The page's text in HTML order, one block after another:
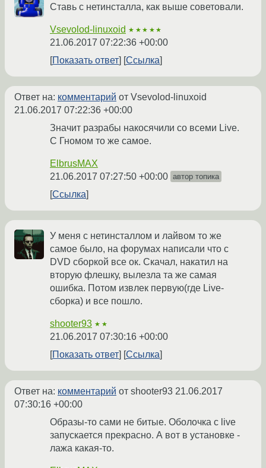
Ставь с нетинсталла, как выше советовали.
Vsevolod-linuxoid ★★★★★
21.06.2017 07:22:36 +00:00
Показать ответ
Ссылка
Ответ на: комментарий от Vsevolod-linuxoid
21.06.2017 07:22:36 +00:00
Значит разрабы накосячили со всеми Live.
С Гномом то же самое.
ElbrusMAX
21.06.2017 07:27:50 +00:00 автор топика
Ссылка
У меня с нетинсталлом и лайвом то же
самое было, на форумах написали что с
DVD сборкой все ок. Скачал, накатил на
вторую флешку, вылезла та же самая
ошибка. Потом извлек первую(где Live-
сборка) и все пошло.
shooter93 ★★
21.06.2017 07:30:16 +00:00
Показать ответ
Ссылка
Ответ на: комментарий от shooter93 21.06.2017
07:30:16 +00:00
Образы-то сами не битые. Оболочка с live
запускается прекрасно. А вот в установке -
лажа какая-то.